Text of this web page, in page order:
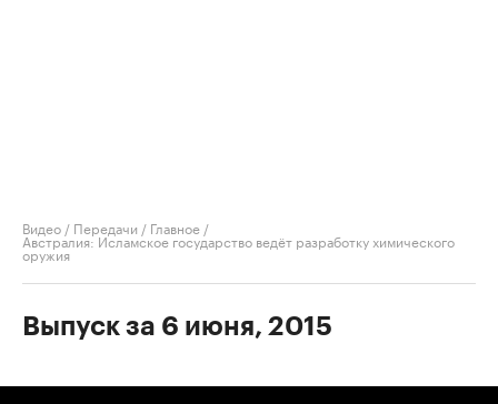
Видео / Передачи / Главное /
Австралия: Исламское государство ведёт разработку химического
оружия
Выпуск за 6 июня, 2015